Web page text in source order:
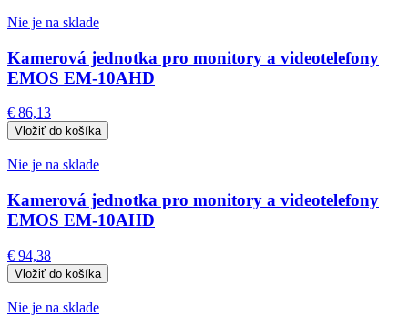
Nie je na sklade
Kamerová jednotka pro monitory a videotelefony
EMOS EM-10AHD
€ 86,13
Nie je na sklade
Kamerová jednotka pro monitory a videotelefony
EMOS EM-10AHD
€ 94,38
Nie je na sklade